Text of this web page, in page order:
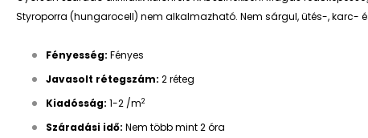
Styroporra (hungarocell) nem alkalmazható. Nem sárgul, ütés-, karc-
Fényesség: Fényes
Javasolt rétegszám: 2 réteg
Kiadósság: 1-2 /m2
Száradási idő: Nem több mint 2 óra